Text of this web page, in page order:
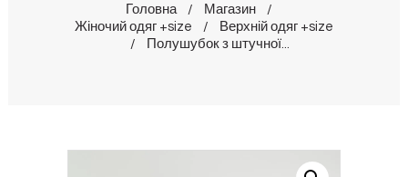
Головна
Магазин
Жіночий одяг +size
Верхній одяг +size
Полушубок з штучної...
КОНТАКТИ
КАБІНЕТ